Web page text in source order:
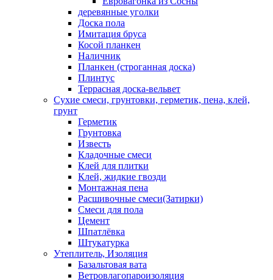
деревянные уголки
Доска пола
Имитация бруса
Косой планкен
Наличник
Планкен (строганная доска)
Плинтус
Террасная доска-вельвет
Сухие смеси, грунтовки, герметик, пена, клей,
грунт
Герметик
Грунтовка
Известь
Кладочные смеси
Клей для плитки
Клей, жидкие гвозди
Монтажная пена
Расшивочные смеси(Затирки)
Смеси для пола
Цемент
Шпатлёвка
Штукатурка
Утеплитель, Изоляция
Базальтовая вата
Ветровлагопароизоляция